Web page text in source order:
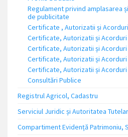
Regulament privind amplasarea
de publicitate
Certificate , Autorizatii și
Certificate, Autorizatii și Acorduri
Certificate, Autorizatii și Acorduri
Certificate, Autorizatii și Acorduri
Certificate, Autorizatii și Acorduri
Consultări Publice
Registrul Agricol, Cadastru
Serviciul Juridic și Autoritatea
Compartiment Evidență Patrimoniu,